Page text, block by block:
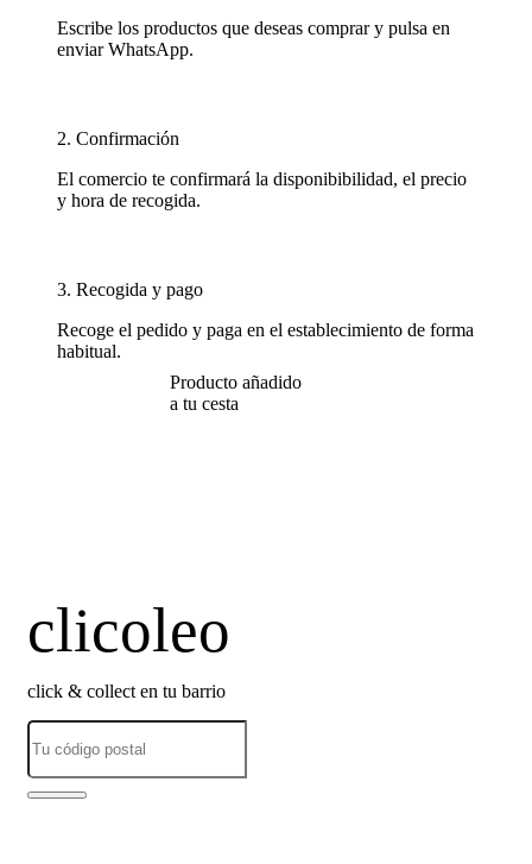
Escribe los productos que deseas comprar y pulsa en
enviar WhatsApp.
2. Confirmación
El comercio te confirmará la disponibibilidad, el precio
y hora de recogida.
3. Recogida y pago
Recoge el pedido y paga en el establecimiento de forma
habitual.
clicoleo
click & collect en tu barrio
Producto añadido
a tu cesta